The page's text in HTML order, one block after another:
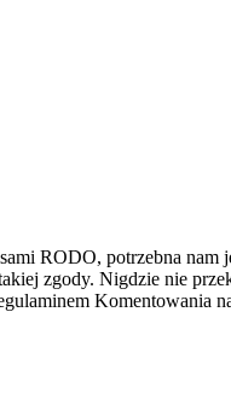
RODO, potrzebna
zgody. Nigdzie nie
Komentowania